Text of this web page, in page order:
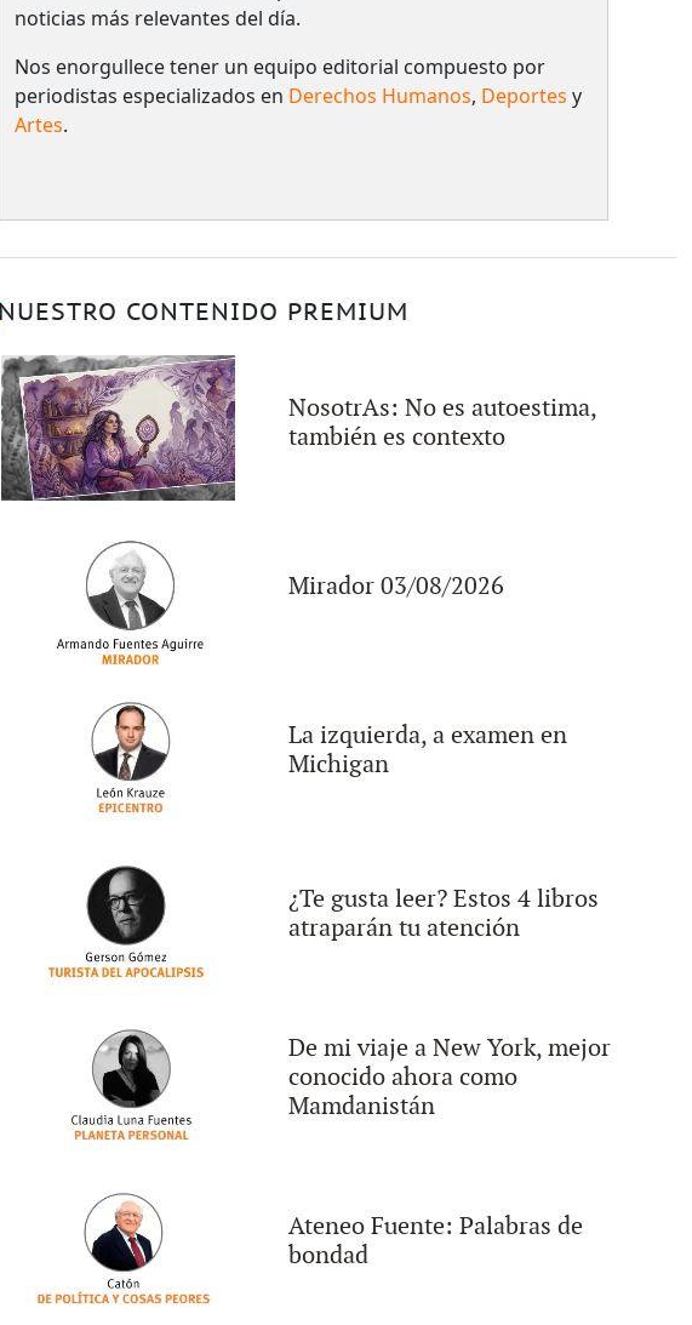
noticias más relevantes del día.
Nos enorgullece tener un equipo editorial compuesto por
periodistas especializados en Derechos Humanos, Deportes y
Artes.
NUESTRO CONTENIDO PREMIUM
NosotrAs: No es autoestima,
también es contexto
Mirador 03/08/2026
La izquierda, a examen en
Michigan
¿Te gusta leer? Estos 4 libros
atraparán tu atención
De mi viaje a New York, mejor
conocido ahora como
Mamdanistán
Ateneo Fuente: Palabras de
bondad